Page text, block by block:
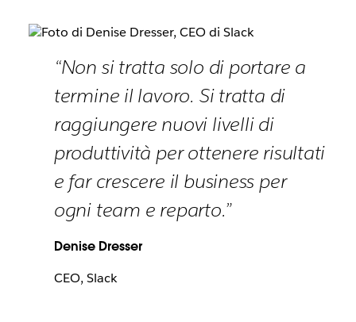
“Non si tratta solo di portare a
termine il lavoro. Si tratta di
raggiungere nuovi livelli di
produttività per ottenere risultati
e far crescere il business per
ogni team e reparto.”
Denise Dresser
CEO, Slack